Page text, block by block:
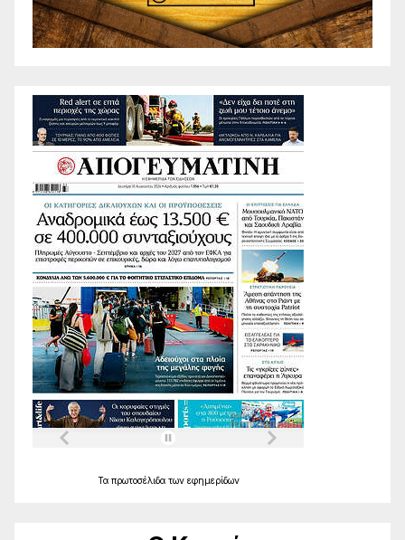
Τα πρωτοσέλιδα των εφημερίδων